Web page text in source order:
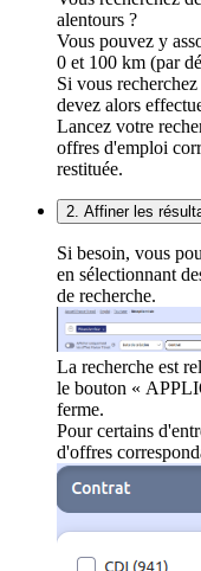
alentours ?
Vous pouvez y
0 et 100 km (par
Si vous
devez alors
Lancez votre
offres d'emploi
restituée.
2. Affiner les
Si besoin, vous
en sélectionnant
de recherche.
La recherche est
le bouton «
ferme.
Pour certains
d'offres